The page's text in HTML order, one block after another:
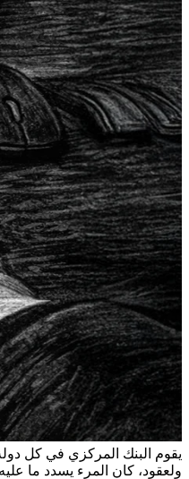
يقوم البنك المركزي في كل
ولعقود، كان المرء يسدد ما